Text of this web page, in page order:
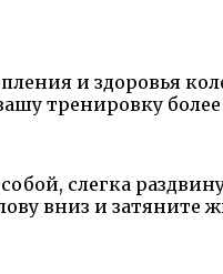
и здоровья
тренировку
слегка
вниз и затяните